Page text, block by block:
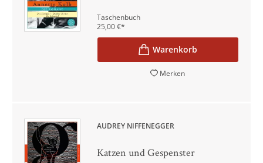
Taschenbuch
25,00€*
Merken
AUDREY NIFFENEGGER
Katzen und Gespenster